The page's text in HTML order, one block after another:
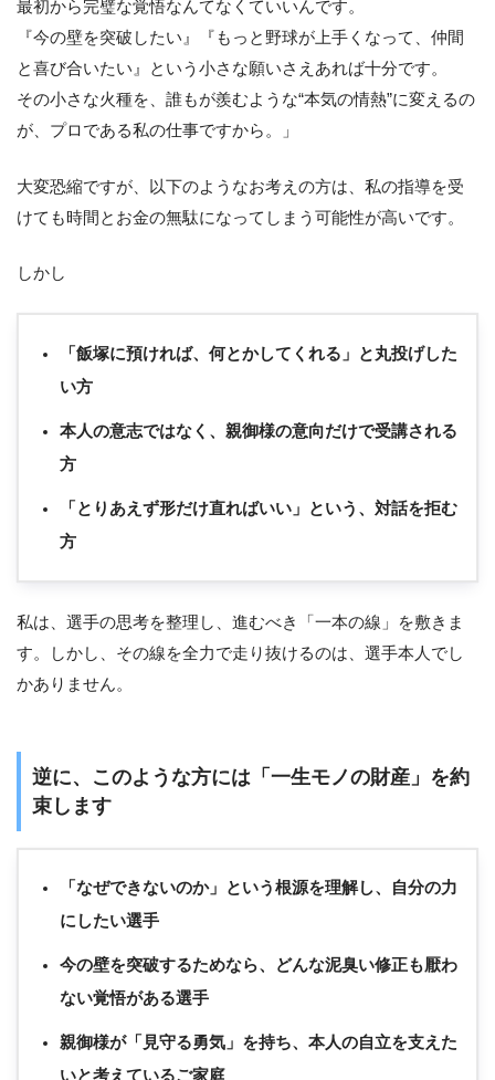
最初から完璧な覚悟なんてなくていいんです。
『今の壁を突破したい』『もっと野球が上手くなって、仲間
と喜び合いたい』という小さな願いさえあれば十分です。
その小さな火種を、誰もが羨むような“本気の情熱”に変えるの
が、プロである私の仕事ですから。」
大変恐縮ですが、以下のようなお考えの方は、私の指導を受
けても時間とお金の無駄になってしまう可能性が高いです。
しかし
「飯塚に預ければ、何とかしてくれる」と丸投げした
い方
本人の意志ではなく、親御様の意向だけで受講される
方
「とりあえず形だけ直ればいい」という、対話を拒む
方
私は、選手の思考を整理し、進むべき「一本の線」を敷きま
す。しかし、その線を全力で走り抜けるのは、選手本人でし
かありません。
逆に、このような方には「一生モノの財産」を約
束します
「なぜできないのか」という根源を理解し、自分の力
にしたい選手
今の壁を突破するためなら、どんな泥臭い修正も厭わ
ない覚悟がある選手
親御様が「見守る勇気」を持ち、本人の自立を支えた
いと考えているご家庭